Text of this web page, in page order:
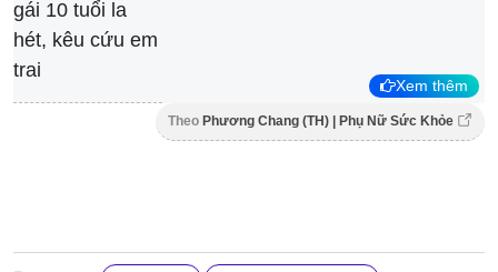
Xem thêm
Theo Phương Chang (TH) | Phụ Nữ Sức Khỏe